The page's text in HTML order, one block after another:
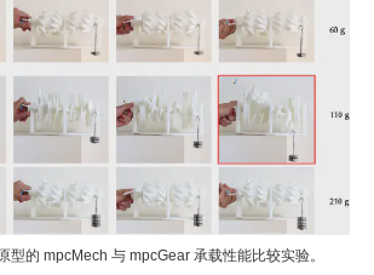
型的 mpcMech 与 mpcGear 承载性能比较实验。